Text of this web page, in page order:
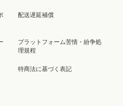
配送遅延補償
プラットフォーム苦情・紛争処
理規程
特商法に基づく表記